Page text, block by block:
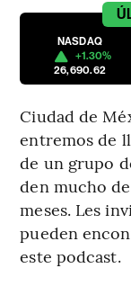
NASDAQ
+1.30%
26,690.62
Ciudad de
entremos de
de un grupo
den mucho
meses. Les
pueden
este podcast.